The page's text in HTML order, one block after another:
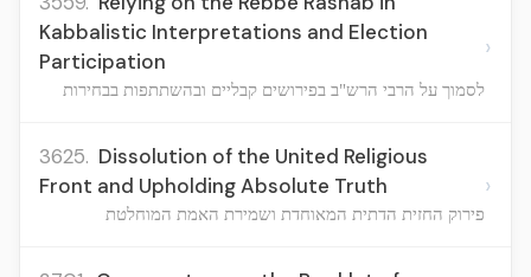
Kabbalistic Interpretations and Election
Participation
לסמוך על הרבי הרש"ב בפירושים קבליים ובהשתתפות בבחירות
›
3625. Dissolution of the United Religious
Front and Upholding Absolute Truth
פירוק החזית הדתית המאוחדת ושמירת האמת המוחלטת
›